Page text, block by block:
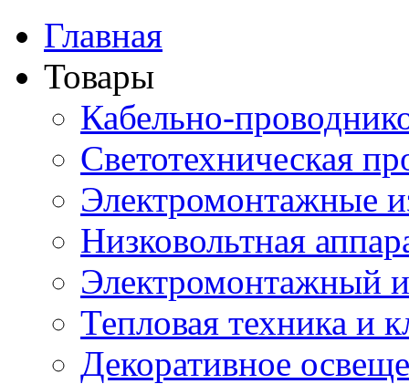
Главная
Товары
Кабельно-
Светотехническая
Электромонтажные
Низковольтная
Электромонтажный
Тепловая техника и
Декоративное